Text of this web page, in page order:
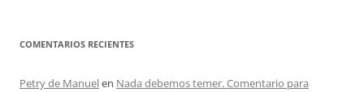
COMENTARIOS RECIENTES
Petry de Manuelen Nada debemos temer. Comentario para